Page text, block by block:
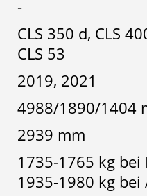
-
CLS 350 d, CLS
CLS 53
2019, 2021
4988/1890/1404
2939 mm
1735-1765 kg
1935-1980 kg bei